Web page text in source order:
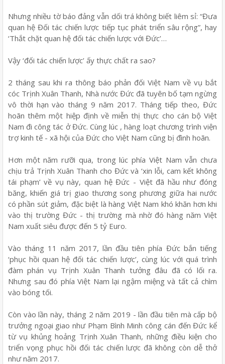
Nhưng nhiều tờ báo đảng vẫn dối trá không biết liêm sỉ: “Đưa
quan hệ Đối tác chiến lược tiếp tục phát triển sâu rộng”, hay
‘Thắt chặt quan hệ đối tác chiến lược với Đức’…
Vậy ‘đối tác chiến lược’ ấy thực chất ra sao?
2 tháng sau khi ra thông báo phản đối Việt Nam về vụ bắt
cóc Trịnh Xuân Thanh, Nhà nước Đức đã tuyên bố tạm ngừng
vô thời hạn vào tháng 9 năm 2017. Tháng tiếp theo, Đức
hoãn thêm một hiệp định về miễn thị thực cho cán bộ Việt
Nam đi công tác ở Đức. Cùng lúc , hàng loạt chương trình viện
trợ kinh tế - xã hội của Đức cho Việt Nam cũng bị đình hoãn.
Hơn một năm rưỡi qua, trong lúc phía Việt Nam vẫn chưa
chịu trả Trịnh Xuân Thanh cho Đức và ‘xin lỗi, cam kết không
tái phạm’ về vụ này, quan hệ Đức - Việt đã hầu như đóng
băng, khiến giá trị giao thương song phương giữa hai nước
có phần sút giảm, đặc biệt là hàng Việt Nam khó khăn hơn khi
vào thị trường Đức - thị trường mà nhờ đó hàng năm Việt
Nam xuất siêu được đến 5 tỷ Euro.
Vào tháng 11 năm 2017, lần đầu tiên phía Đức bắn tiếng
‘phục hồi quan hệ đối tác chiến lược’, cùng lúc với quá trình
đàm phán vụ Trịnh Xuân Thanh tưởng đâu đã có lối ra.
Nhưng sau đó phía Việt Nam lại ngậm miệng và tất cả chìm
vào bóng tối.
Còn vào lần này, tháng 2 năm 2019 - lần đầu tiên mà cấp bộ
trưởng ngoại giao như Phạm Bình Minh công cán đến Đức kể
từ vụ khủng hoảng Trịnh Xuân Thanh, những điều kiện cho
triển vọng phục hồi đối tác chiến lược đã không còn dễ thở
như năm 2017.